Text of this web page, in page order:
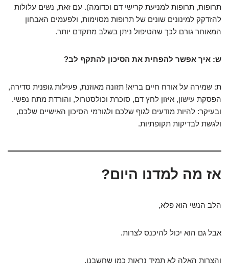
תרופות, תרופות למניעת קרישי דם וכדומה). עם זאת, נשים עלולות
להזדקק למינונים שונים של תרופות מסוימות, ולפעמים האבחון
המאוחר גורם לכך שהטיפול ניתן בשלב מתקדם יותר.
ש: איך אפשר להפחית את הסיכון להתקף לב?
ת: שמירה על אורח חיים בריא! תזונה מאוזנת, פעילות גופנית סדירה,
הפסקת עישון, איזון לחץ דם, סוכרת וכולסטרול, והורדת מתח נפשי.
ובעיקר: להיות מודעים לגוף שלכם ולגורמי הסיכון האישיים שלכם,
ולגשת לבדיקות תקופתיות.
אז מה למדנו היום?
הלב הנשי הוא פלא,
אבל גם הוא יכול להיכנס לצרות.
והצרות האלה לא תמיד נראות כמו שחשבנו.